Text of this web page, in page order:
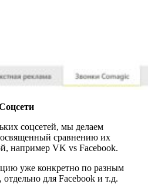
соцсетей, мы делаем
сравнению их
например VK vs Facebook.
уже конкретно по разным
для Facebook и т.д.